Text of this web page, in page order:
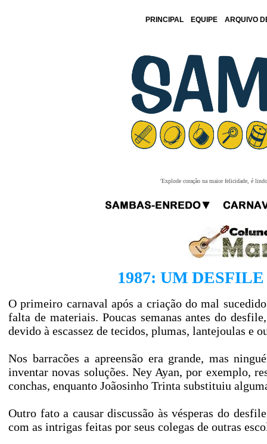
PRINCIPAL EQUIPE ARQUIVO
'Explode coração na maior felicidade, é
1987: UM
O primeiro carnaval após a criação do mal
falta de materiais. Poucas semanas antes do
devido à escassez de tecidos, plumas, lantejoulas e
Nos barracões a apreensão era grande, mas
inventar novas soluções. Ney Ayan, por exemplo,
conchas, enquanto Joãosinho Trinta substituiu
Outro fato a causar discussão às vésperas do
com as intrigas feitas por seus colegas de outras